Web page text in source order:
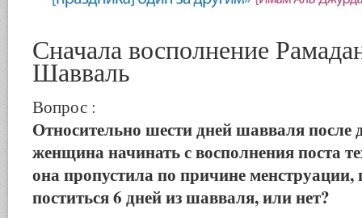
Сначала восполнение
Шавваль
Вопрос :
Относительно шести дней шавваля
женщина начинать с восполнения поста
она пропустила по причине менструации,
поститься 6 дней из шавваля, или нет?